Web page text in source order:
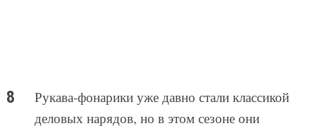
Рукава-фонарики уже давно стали классикой
деловых нарядов, но в этом сезоне они